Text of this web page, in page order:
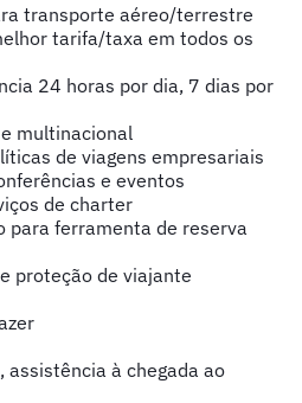
transporte aéreo/terrestre
tarifa/taxa em todos os
24 horas por dia, 7 dias por
multinacional
de viagens empresariais
e eventos
de charter
para ferramenta de reserva
proteção de viajante
à chegada ao